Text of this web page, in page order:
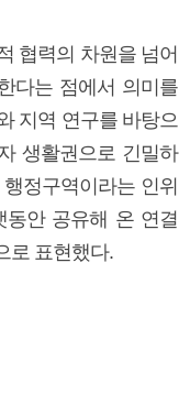
협력의 차원을 넘어
다는 점에서 의미를
지역 연구를 바탕으
생활권으로 긴밀하
정구역이라는 인위
안 공유해 온 연결
로 표현했다.